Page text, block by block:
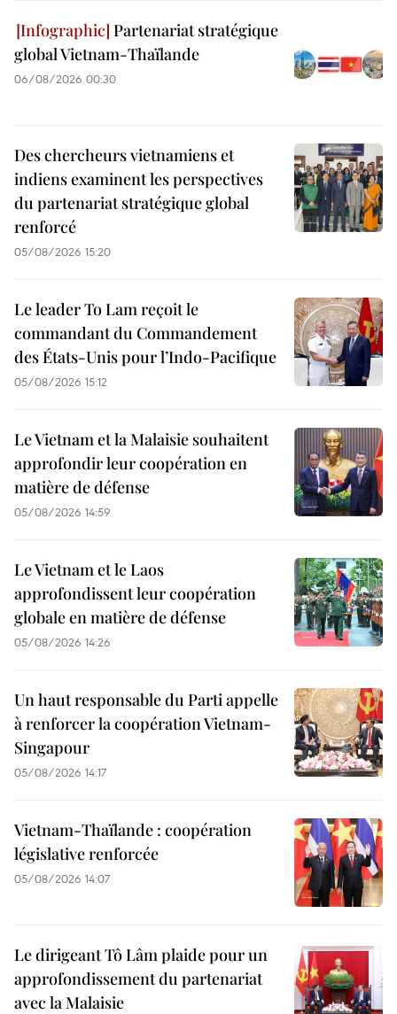
Partenariat stratégique
global Vietnam-Thaïlande
06/08/2026 00:30
Des chercheurs vietnamiens et
indiens examinent les perspectives
du partenariat stratégique global
renforcé
05/08/2026 15:20
Le leader To Lam reçoit le
commandant du Commandement
des États-Unis pour l’Indo-Pacifique
05/08/2026 15:12
Le Vietnam et la Malaisie souhaitent
approfondir leur coopération en
matière de défense
05/08/2026 14:59
Le Vietnam et le Laos
approfondissent leur coopération
globale en matière de défense
05/08/2026 14:26
Un haut responsable du Parti appelle
à renforcer la coopération Vietnam-
Singapour
05/08/2026 14:17
Vietnam-Thaïlande : coopération
législative renforcée
05/08/2026 14:07
Le dirigeant Tô Lâm plaide pour un
approfondissement du partenariat
avec la Malaisie